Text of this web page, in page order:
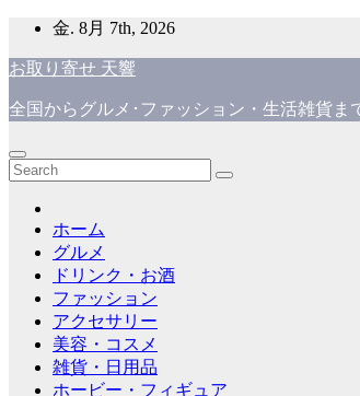
Skip
content
金. 8月 7th, 2026
お取り寄せ 天響
全国からグルメ･ファッション・生活雑貨ま
ホーム
グルメ
ドリンク・お酒
ファッション
アクセサリー
美容・コスメ
雑貨・日用品
ホービー・フィギュア